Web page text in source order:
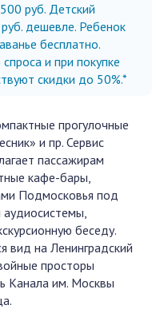
руб. Детский
дешевле. Ребенок
бесплатно.
и при покупке
скидки до 50%.*
прогулочные
и пр. Сервис
пассажирам
кафе-бары,
Подмосковья под
аудиосистемы,
беседу.
вид на Ленинградский
просторы
Канала им. Москвы